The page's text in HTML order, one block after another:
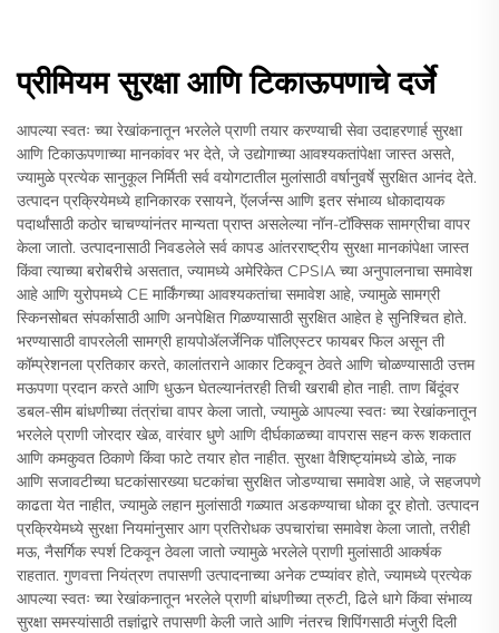
प्रीमियम सुरक्षा आणि टिकाऊपणाचे दर्जे
आपल्या स्वतः च्या रेखांकनातून भरलेले प्राणी तयार करण्याची सेवा उदाहरणार्ह सुरक्षा
आणि टिकाऊपणाच्या मानकांवर भर देते, जे उद्योगाच्या आवश्यकतांपेक्षा जास्त असते,
ज्यामुळे प्रत्येक सानुकूल निर्मिती सर्व वयोगटातील मुलांसाठी वर्षानुवर्षे सुरक्षित आनंद देते.
उत्पादन प्रक्रियेमध्ये हानिकारक रसायने, ऍलर्जन्स आणि इतर संभाव्य धोकादायक
पदार्थांसाठी कठोर चाचण्यांनंतर मान्यता प्राप्त असलेल्या नॉन-टॉक्सिक सामग्रीचा वापर
केला जातो. उत्पादनासाठी निवडलेले सर्व कापड आंतरराष्ट्रीय सुरक्षा मानकांपेक्षा जास्त
किंवा त्याच्या बरोबरीचे असतात, ज्यामध्ये अमेरिकेत CPSIA च्या अनुपालनाचा समावेश
आहे आणि युरोपमध्ये CE मार्किंगच्या आवश्यकतांचा समावेश आहे, ज्यामुळे सामग्री
स्किनसोबत संपर्कासाठी आणि अनपेक्षित गिळण्यासाठी सुरक्षित आहेत हे सुनिश्चित होते.
भरण्यासाठी वापरलेली सामग्री हायपोअ‍ॅलर्जेनिक पॉलिएस्टर फायबर फिल असून ती
कॉम्प्रेशनला प्रतिकार करते, कालांतराने आकार टिकवून ठेवते आणि चोळण्यासाठी उत्तम
मऊपणा प्रदान करते आणि धुऊन घेतल्यानंतरही तिची खराबी होत नाही. ताण बिंदूंवर
डबल-सीम बांधणीच्या तंत्रांचा वापर केला जातो, ज्यामुळे आपल्या स्वतः च्या रेखांकनातून
भरलेले प्राणी जोरदार खेळ, वारंवार धुणे आणि दीर्घकाळच्या वापरास सहन करू शकतात
आणि कमकुवत ठिकाणे किंवा फाटे तयार होत नाहीत. सुरक्षा वैशिष्ट्यांमध्ये डोळे, नाक
आणि सजावटीच्या घटकांसारख्या घटकांचा सुरक्षित जोडण्याचा समावेश आहे, जे सहजपणे
काढता येत नाहीत, ज्यामुळे लहान मुलांसाठी गळ्यात अडकण्याचा धोका दूर होतो. उत्पादन
प्रक्रियेमध्ये सुरक्षा नियमांनुसार आग प्रतिरोधक उपचारांचा समावेश केला जातो, तरीही
मऊ, नैसर्गिक स्पर्श टिकवून ठेवला जातो ज्यामुळे भरलेले प्राणी मुलांसाठी आकर्षक
राहतात. गुणवत्ता नियंत्रण तपासणी उत्पादनाच्या अनेक टप्प्यांवर होते, ज्यामध्ये प्रत्येक
आपल्या स्वतः च्या रेखांकनातून भरलेले प्राणी बांधणीच्या त्रुटी, ढिले धागे किंवा संभाव्य
सुरक्षा समस्यांसाठी तज्ञांद्वारे तपासणी केली जाते आणि नंतरच शिपिंगसाठी मंजुरी दिली